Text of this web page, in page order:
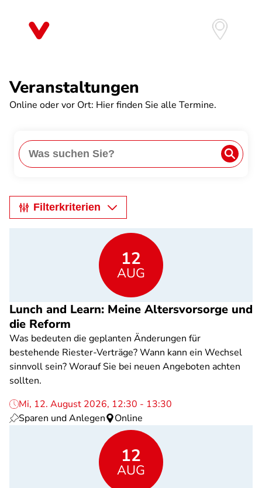
Veranstaltungen
Online oder vor Ort: Hier finden Sie alle Termine.
Filterkriterien
12
AUG
Lunch and Learn: Meine Altersvorsorge und
die Reform
Was bedeuten die geplanten Änderungen für
bestehende Riester-Verträge? Wann kann ein Wechsel
sinnvoll sein? Worauf Sie bei neuen Angeboten achten
sollten.
Mi, 12. August 2026, 12:30 - 13:30
Sparen und Anlegen
Online
12
AUG